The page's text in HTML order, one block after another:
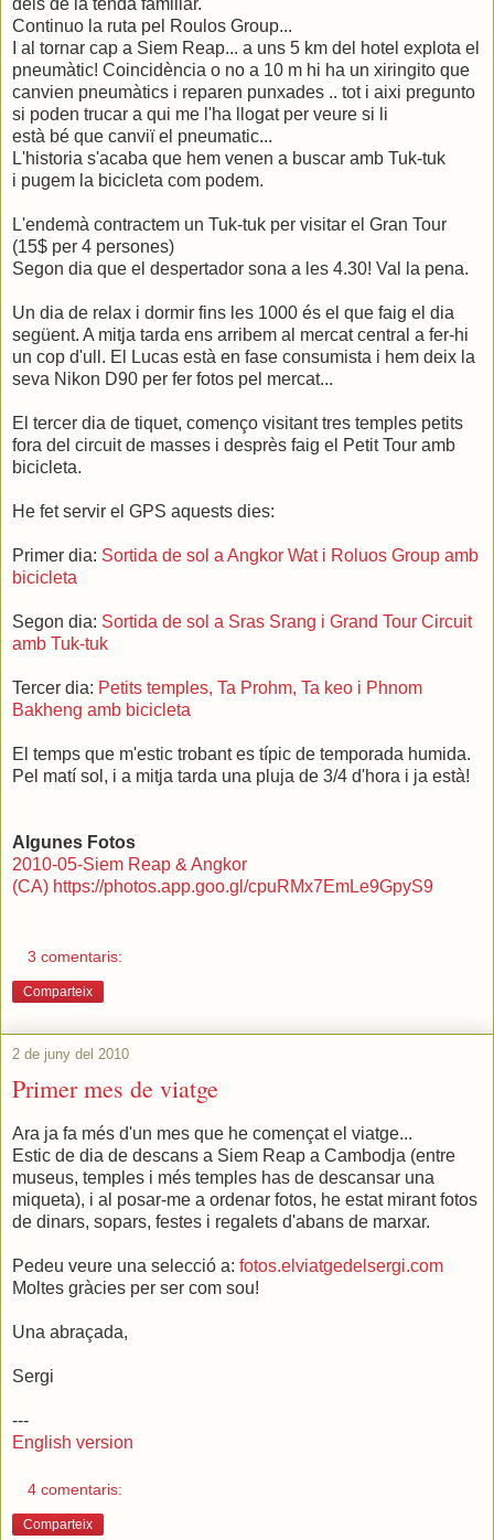
dels de la tenda familiar.
Continuo la ruta pel Roulos Group...
I al tornar cap a Siem Reap... a uns 5 km del hotel explota el
pneumàtic! Coincidència o no a 10 m hi ha un xiringito que
canvien pneumàtics i reparen punxades .. tot i aixi pregunto
si poden trucar a qui me l'ha llogat per veure si li
està bé que canviï el pneumatic...
L'historia s'acaba que hem venen a buscar amb Tuk-tuk
i pugem la bicicleta com podem.
L'endemà contractem un Tuk-tuk per visitar el Gran Tour
(15$ per 4 persones)
Segon dia que el despertador sona a les 4.30! Val la pena.
Un dia de relax i dormir fins les 1000 és el que faig el dia
següent. A mitja tarda ens arribem al mercat central a fer-hi
un cop d'ull. El Lucas està en fase consumista i hem deix la
seva Nikon D90 per fer fotos pel mercat...
El tercer dia de tiquet, començo visitant tres temples petits
fora del circuit de masses i desprès faig el Petit Tour amb
bicicleta.
He fet servir el GPS aquests dies:
Primer dia: Sortida de sol a Angkor Wat i Roluos Group amb
bicicleta
Segon dia: Sortida de sol a Sras Srang i Grand Tour Circuit
amb Tuk-tuk
Tercer dia: Petits temples, Ta Prohm, Ta keo i Phnom
Bakheng amb bicicleta
El temps que m'estic trobant es típic de temporada humida.
Pel matí sol, i a mitja tarda una pluja de 3/4 d'hora i ja està!
Algunes Fotos
2010-05-Siem Reap & Angkor
(CA) https://photos.app.goo.gl/cpuRMx7EmLe9GpyS9
3 comentaris:
Comparteix
2 de juny del 2010
Primer mes de viatge
Ara ja fa més d'un mes que he començat el viatge...
Estic de dia de descans a Siem Reap a Cambodja (entre
museus, temples i més temples has de descansar una
miqueta), i al posar-me a ordenar fotos, he estat mirant fotos
de dinars, sopars, festes i regalets d'abans de marxar.
Pedeu veure una selecció a: fotos.elviatgedelsergi.com
Moltes gràcies per ser com sou!
Una abraçada,
Sergi
---
English version
4 comentaris:
Comparteix